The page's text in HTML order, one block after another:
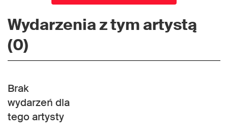
Wydarzenia z tym artystą
(0)
Brak
wydarzeń dla
tego artysty